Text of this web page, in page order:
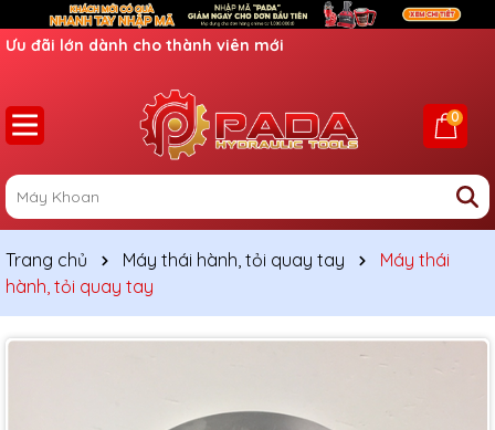
Ưu đãi lớn dành cho thành viên mới
0
Trang chủ Máy thái hành, tỏi quay tay
Máy thái
hành, tỏi quay tay